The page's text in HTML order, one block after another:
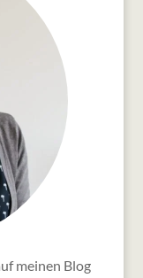
meinen Blog